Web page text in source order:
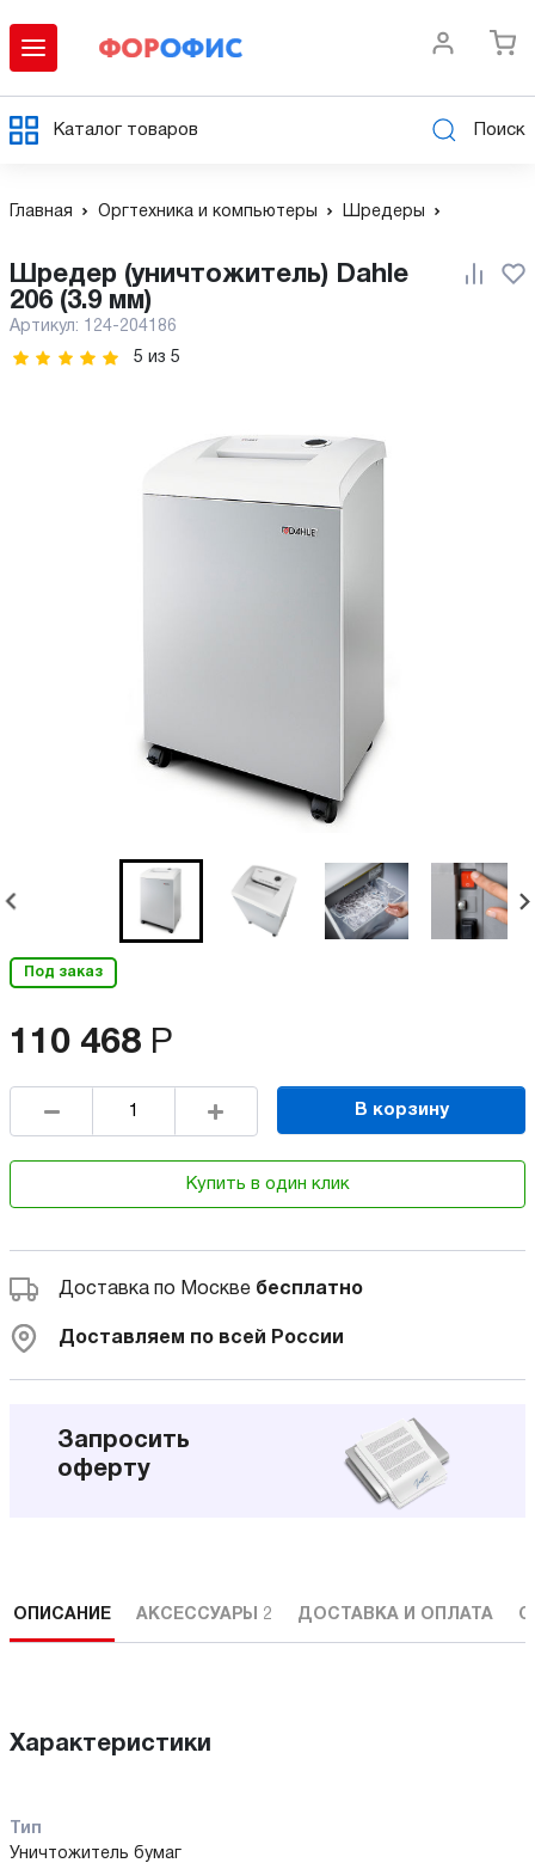
Каталог товаров Поиск
Главная Оргтехника и компьютеры Шредеры
Шредер (уничтожитель) Dahle
206 (3.9 мм)
Артикул: 124-204186
5 из 5
Под заказ
110 468 Р
В корзину
Купить в один клик
Доставка по Москве бесплатно
Доставляем по всей России
Запросить
оферту
ОПИСАНИЕ АКСЕССУАРЫ 2 ДОСТАВКА И ОПЛАТА
Характеристики
Тип
Уничтожитель бумаг